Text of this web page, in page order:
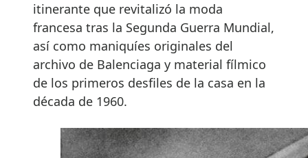
itinerante que revitalizó la moda
francesa tras la Segunda Guerra Mundial,
así como maniquíes originales del
archivo de Balenciaga y material fílmico
de los primeros desfiles de la casa en la
década de 1960.